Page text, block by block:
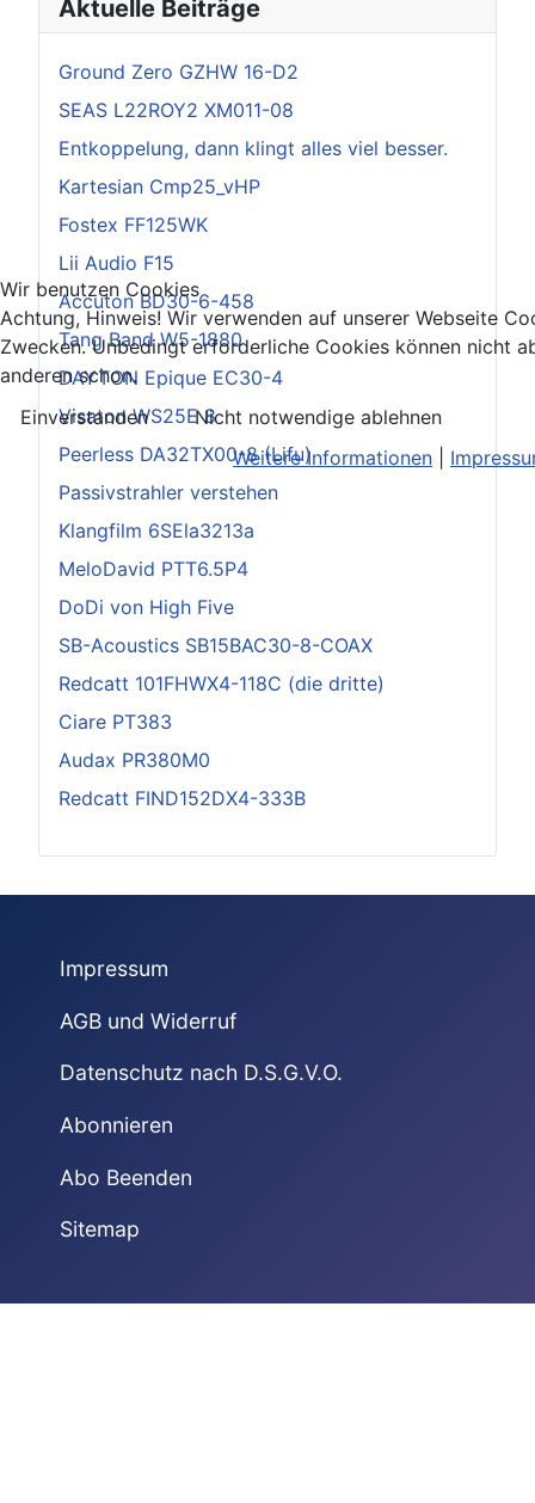
Aktuelle Beiträge
Ground Zero GZHW 16-D2
SEAS L22ROY2 XM011-08
Entkoppelung, dann klingt alles viel besser.
Kartesian Cmp25_vHP
Fostex FF125WK
Lii Audio F15
Accuton BD30-6-458
Tang Band W5-1880
DAYTON Epique EC30-4
Visaton WS25E 8
Peerless DA32TX00-8 (Lifu)
Passivstrahler verstehen
Klangfilm 6SEla3213a
MeloDavid PTT6.5P4
DoDi von High Five
SB-Acoustics SB15BAC30-8-COAX
Redcatt 101FHWX4-118C (die dritte)
Ciare PT383
Audax PR380M0
Redcatt FIND152DX4-333B
Impressum
AGB und Widerruf
Datenschutz nach D.S.G.V.O.
Abonnieren
Abo Beenden
Sitemap
Wir benutzen Cookies
Achtung, Hinweis! Wir verwenden auf unserer Webseite
Zwecken. Unbedingt erforderliche Cookies können nicht
anderen schon.
Einverstanden
Nicht notwendige ablehnen
Weitere Informationen